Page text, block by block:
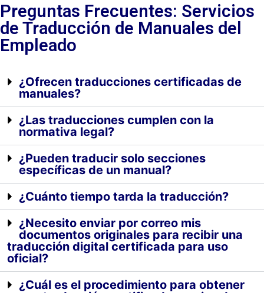
Preguntas Frecuentes: Servicios
de Traducción de Manuales del
Empleado
¿Ofrecen traducciones certificadas de
manuales?
¿Las traducciones cumplen con la
normativa legal?
¿Pueden traducir solo secciones
específicas de un manual?
¿Cuánto tiempo tarda la traducción?
¿Necesito enviar por correo mis
documentos originales para recibir una
traducción digital certificada para uso
oficial?
¿Cuál es el procedimiento para obtener